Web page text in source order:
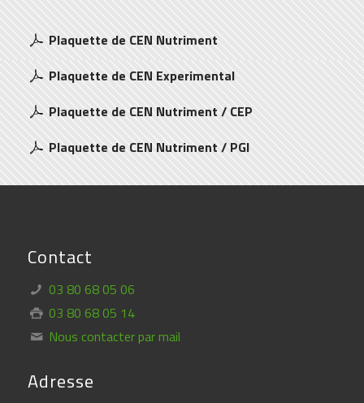
Plaquette de CEN Nutriment
Plaquette de CEN Experimental
Plaquette de CEN Nutriment / CEP
Plaquette de CEN Nutriment / PGI
Contact
03 80 68 05 06
03 80 68 05 14
Nous contacter par mail
Adresse